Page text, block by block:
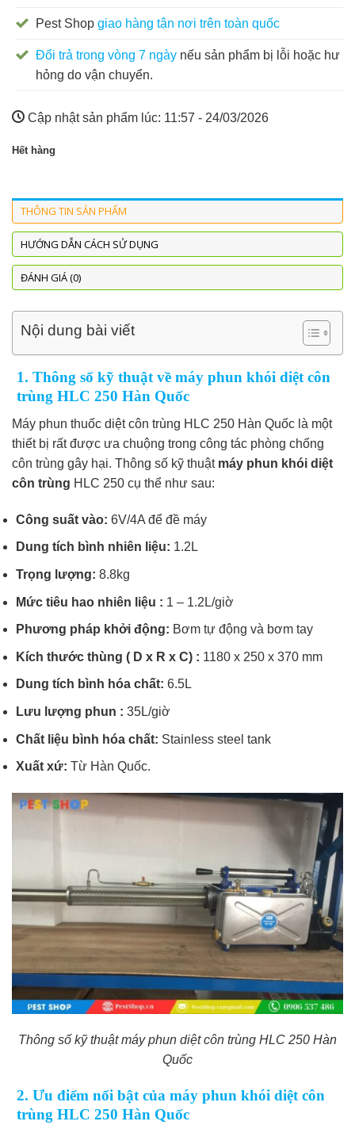
Pest Shop giao hàng tận nơi trên toàn quốc
Đổi trả trong vòng 7 ngày nếu sản phẩm bị lỗi hoặc hư
hỏng do vận chuyển.
Cập nhật sản phẩm lúc: 11:57 - 24/03/2026
Hết hàng
THÔNG TIN SẢN PHẨM
HƯỚNG DẪN CÁCH SỬ DỤNG
ĐÁNH GIÁ (0)
Nội dung bài viết
1. Thông số kỹ thuật về máy phun khói diệt côn
trùng HLC 250 Hàn Quốc
Máy phun thuốc diệt côn trùng HLC 250 Hàn Quốc là một
thiết bị rất được ưa chuộng trong công tác phòng chống
côn trùng gây hại. Thông số kỹ thuật máy phun khói diệt
côn trùng HLC 250 cụ thể như sau:
Công suất vào: 6V/4A để đề máy
Dung tích bình nhiên liệu: 1.2L
Trọng lượng: 8.8kg
Mức tiêu hao nhiên liệu : 1 – 1.2L/giờ
Phương pháp khởi động: Bơm tự động và bơm tay
Kích thước thùng ( D x R x C) : 1180 x 250 x 370 mm
Dung tích bình hóa chất: 6.5L
Lưu lượng phun : 35L/giờ
Chất liệu bình hóa chất: Stainless steel tank
Xuất xứ: Từ Hàn Quốc.
Thông số kỹ thuật máy phun diệt côn trùng HLC 250 Hàn
Quốc
2. Ưu điểm nổi bật của máy phun khói diệt côn
trùng HLC 250 Hàn Quốc